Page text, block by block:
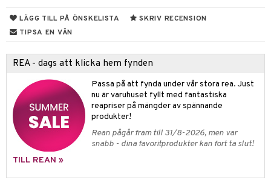
LÄGG TILL PÅ ÖNSKELISTA
SKRIV RECENSION
TIPSA EN VÄN
REA - dags att klicka hem fynden
Passa på att fynda under vår stora rea. Just
nu är varuhuset fyllt med fantastiska
reapriser på mängder av spännande
produkter!
Rean pågår fram till 31/8-2026, men var
snabb - dina favoritprodukter kan fort ta slut!
TILL REAN »
& buljong
& avgiftning